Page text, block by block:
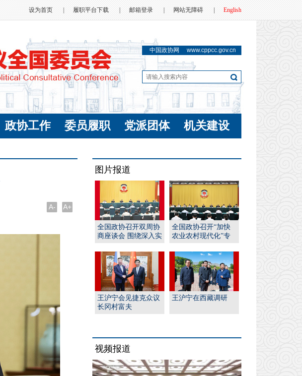
设为首页 履职平台下载 | 邮箱登录 网站无障碍 | English
中国政协网 www.cppcc.gov.cn
政协工作 委员履职 党派团体 机关建设
A- A+
图片报道
全国政协召开双周协
商座谈会 围绕深入实
动...
全国政协召开“加快
农业农村现代化”专
并...
王沪宁会见捷克众议
长冈村富夫
王沪宁在西藏调研
视频报道